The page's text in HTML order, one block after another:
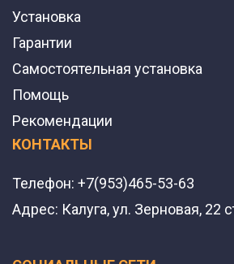
Установка
Гарантии
Самостоятельная установка
Помощь
Рекомендации
КОНТАКТЫ
Телефон: +7(953)465-53-63
Адрес: Калуга, ул. Зерновая, 22